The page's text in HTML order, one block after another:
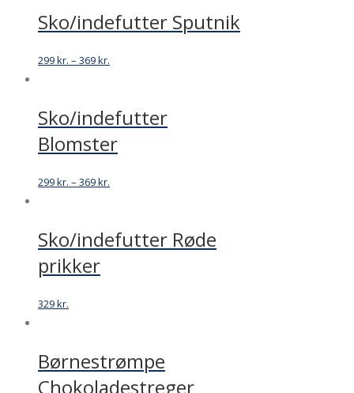
Sko/indefutter Sputnik
299kr. – 369kr.
Sko/indefutter
Blomster
299kr. – 369kr.
Sko/indefutter Røde
prikker
329kr.
Børnestrømpe
Chokoladestreger